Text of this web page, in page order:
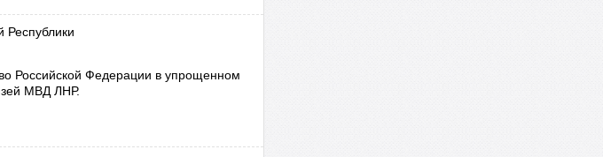
Республики
Российской Федерации в упрощенном
МВД ЛНР.